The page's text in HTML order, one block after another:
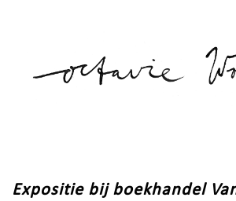
Expositie bij boekhandel